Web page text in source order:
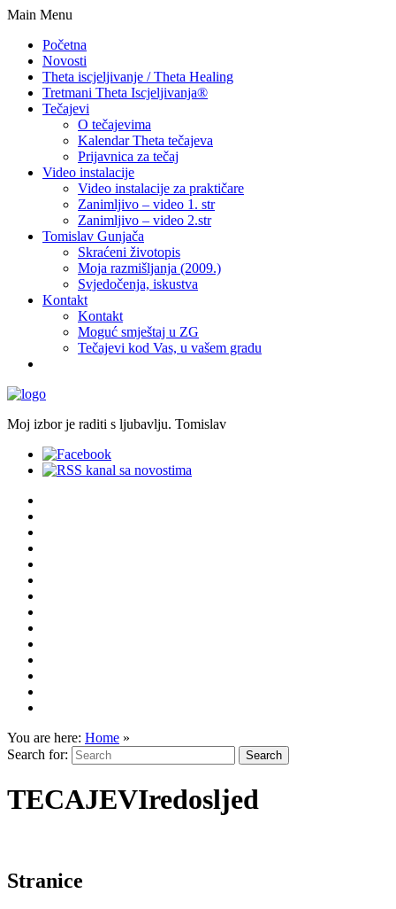
Main Menu
Početna
Novosti
Theta iscjeljivanje / Theta Healing
Tretmani Theta Iscjeljivanja®
Tečajevi
O tečajevima
Kalendar Theta tečajeva
Prijavnica za tečaj
Video instalacije
Video instalacije za praktičare
Zanimljivo – video 1. str
Zanimljivo – video 2.str
Tomislav Gunjača
Skraćeni životopis
Moja razmišljanja (2009.)
Svjedočenja, iskustva
Kontakt
Kontakt
Moguć smještaj u ZG
Tečajevi kod Vas, u vašem gradu
Moj izbor je raditi s ljubavlju. Tomislav
You are here: Home »
Search for:
TECAJEVIredosljed
Stranice